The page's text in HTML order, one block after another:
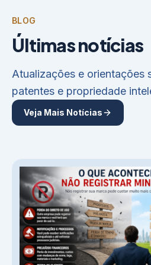
BLOG
Últimas notícias
Atualizações e orientações
patentes e propriedade
Veja Mais Notícias